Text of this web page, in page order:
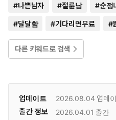
#나쁜남자 #절륜남 #순정
#달달함 #기다리면무료 #
다른 키워드로 검색
업데이트 2026.08.04 업데
출간 정보
2026.04.01 출간